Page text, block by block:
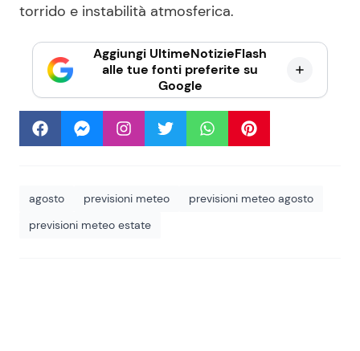
torrido e instabilità atmosferica.
Aggiungi UltimeNotizieFlash
alle tue fonti preferite su
Google
agosto previsioni meteo
previsioni meteo agosto
previsioni meteo estate